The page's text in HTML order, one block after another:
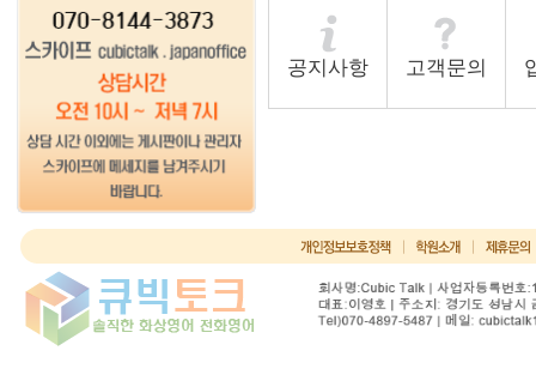
공지사항 고객문의